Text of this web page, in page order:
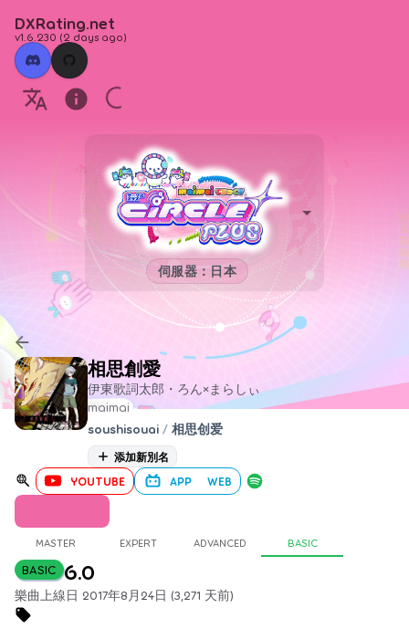
DXRating.net
v1.6.230 (2 days ago)
伺服器：日本
相思創愛
伊東歌詞太郎・ろん×まらしぃ
maimai
soushisouai / 相思创爱
添加新別名
YOUTUBE APP WEB
MASTER EXPERT ADVANCED BASIC
BASIC 6.0
樂曲上線日 2017年8月24日 (3,271 天前)